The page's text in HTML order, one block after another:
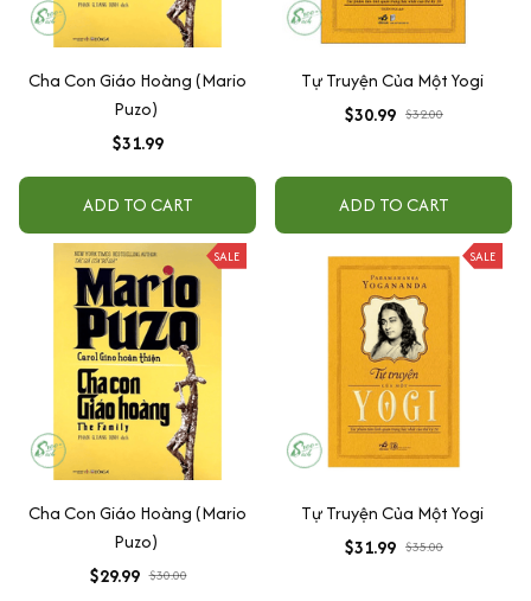
Cha Con Giáo Hoàng (Mario
Puzo)
$31.99
ADD TO CART
Tự Truyện Của Một Yogi
$30.99 $32.00
ADD TO CART
SALE
Cha Con Giáo Hoàng (Mario
Puzo)
$29.99 $30.00
SALE
Tự Truyện Của Một Yogi
$31.99 $35.00